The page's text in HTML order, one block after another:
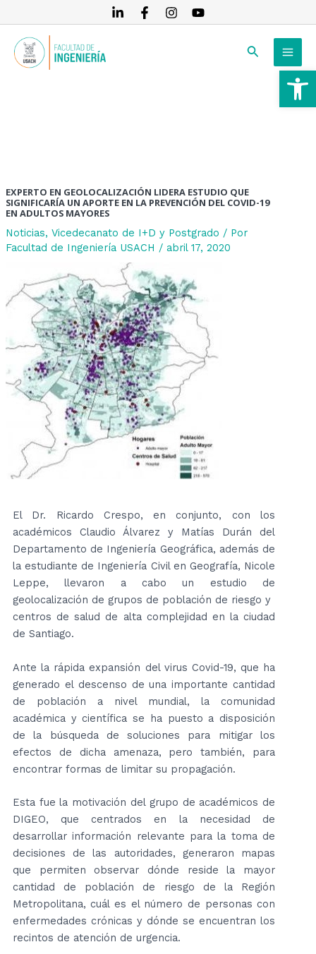
al
contenido
Buscar
EXPERTO EN GEOLOCALIZACIÓN LIDERA ESTUDIO QUE
SIGNIFICARÍA UN APORTE EN LA PREVENCIÓN DEL COVID-19
EN ADULTOS MAYORES
Noticias, Vicedecanato de I+D y Postgrado / Por
Facultad de Ingeniería USACH / abril 17, 2020
El Dr. Ricardo Crespo, en conjunto, con los
académicos Claudio Álvarez y Matías Durán del
Departamento de Ingeniería Geográfica, además de
la estudiante de Ingeniería Civil en Geografía, Nicole
Leppe, llevaron a cabo un estudio de
geolocalización de grupos de población de riesgo y
centros de salud de alta complejidad en la ciudad
de Santiago.
Ante la rápida expansión del virus Covid-19, que ha
generado el descenso de una importante cantidad
de población a nivel mundial, la comunidad
académica y científica se ha puesto a disposición
de la búsqueda de soluciones para mitigar los
efectos de dicha amenaza, pero también, para
encontrar formas de limitar su propagación.
Esta fue la motivación del grupo de académicos de
DIGEO, que centrados en la necesidad de
desarrollar información relevante para la toma de
decisiones de las autoridades, generaron mapas
que permiten observar dónde reside la mayor
cantidad de población de riesgo de la Región
Metropolitana, cuál es el número de personas con
enfermedades crónicas y dónde se encuentran los
recintos de atención de urgencia.
de
entradas